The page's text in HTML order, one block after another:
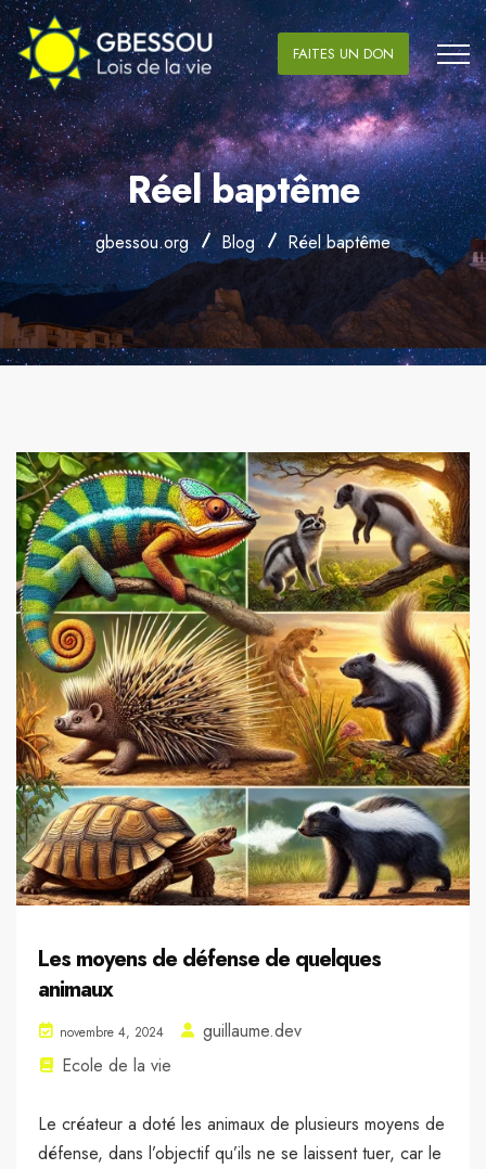
FAITES UN DON
Réel baptême
gbessou.org Blog Réel baptême
Les moyens de défense de quelques
animaux
novembre 4, 2024
guillaume.dev
Ecole de la vie
Le créateur a doté les animaux de plusieurs moyens de
défense, dans l’objectif qu’ils ne se laissent tuer, car le